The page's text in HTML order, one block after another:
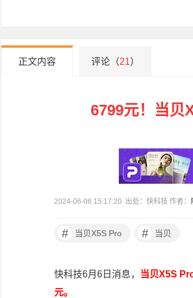
正文内容 评论（21）
6799元！当贝
2024-06-06 15:17:20 出处：快科技 作者：
# 当贝X5S Pro # 当贝
快科技6月6日消息，
当贝X5S
元。